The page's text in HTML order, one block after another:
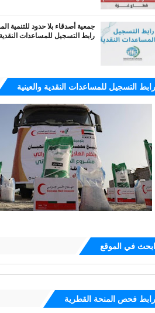
جمعية أصدقاء بلا حدود للتنمية
رابط التسجيل للمساعدات النقدية
رابط التسجيل للمساعدات النقدية والعينية
ابحث في الموقع
رابط فحص المنحة القطرية